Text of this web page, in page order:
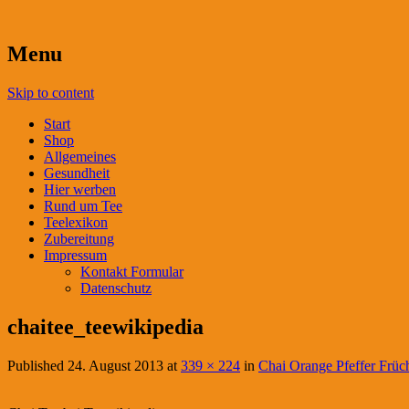
Menu
Skip to content
Start
Shop
Allgemeines
Gesundheit
Hier werben
Rund um Tee
Teelexikon
Zubereitung
Impressum
Kontakt Formular
Datenschutz
chaitee_teewikipedia
Published 24. August 2013 at 339 × 224 in Chai Orange Pfeffer